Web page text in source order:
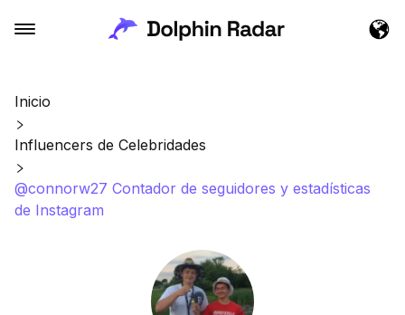
Inicio
Influencers de Celebridades
@connorw27 Contador de seguidores y estadísticas
de Instagram